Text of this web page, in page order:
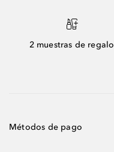
2 muestras de regalo
Métodos de pago